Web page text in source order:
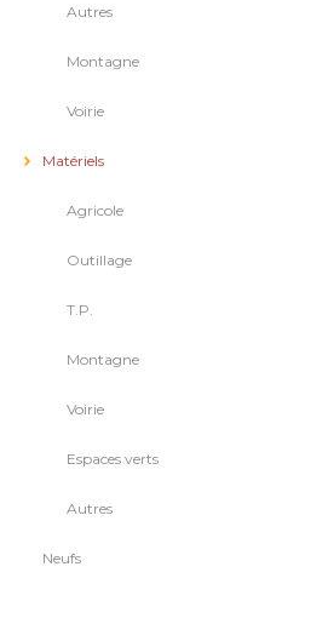
Autres
Montagne
Voirie
Matériels
Agricole
Outillage
T.P.
Montagne
Voirie
Espaces verts
Autres
Neufs